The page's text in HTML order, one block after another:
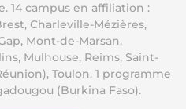
14 campus en affiliation :
Charleville-Mézières,
Mont-de-Marsan,
Mulhouse, Reims, Saint-
Toulon. 1 programme
(Burkina Faso).